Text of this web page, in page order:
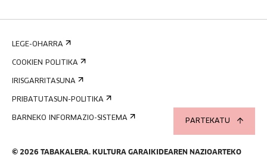
PARTEKATU
© 2026 TABAKALERA. KULTURA GARAIKIDEAREN NAZIOARTEKO
LEGE-OHARRA
COOKIEN POLITIKA
IRISGARRITASUNA
PRIBATUTASUN-POLITIKA
BARNEKO INFORMAZIO-SISTEMA